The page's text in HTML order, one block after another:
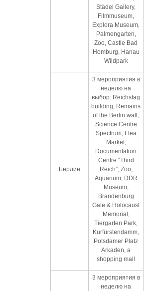
Städel Gallery,
Filmmuseum,
Explora Museum,
Palmengarten,
Zoo, Castle Bad
Homburg, Hanau
Wildpark
Берлин
3 мероприятия в
неделю на
выбор: Reichstag
building, Remains
of the Berlin wall,
Science Centre
Spectrum, Flea
Market,
Documentation
Centre “Third
Reich”, Zoo,
Aquarium, DDR
Museum,
Brandenburg
Gate & Holocaust
Memorial,
Tiergarten Park,
Kurfürstendamm,
Potsdamer Platz
Arkaden, a
shopping mall
3 мероприятия в
неделю на